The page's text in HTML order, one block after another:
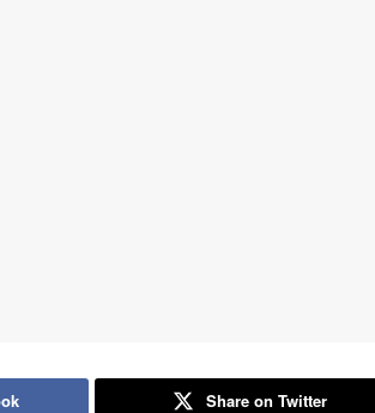
Share on Twitter